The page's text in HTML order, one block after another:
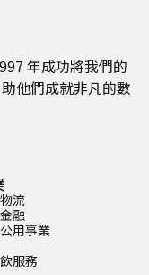
年成功將我們的
他們成就非凡的數
流
融
用事業
服務